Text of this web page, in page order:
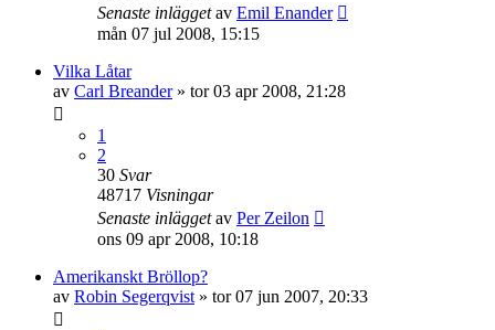
Senaste inläggetav Emil Enander
mån 07 jul 2008, 15:15
Vilka Låtar
av Carl Breander» tor 03 apr 2008, 21:28
1
2
30 Svar
48717 Visningar
Senaste inläggetav Per Zeilon
ons 09 apr 2008, 10:18
Amerikanskt Bröllop?
av Robin Segerqvist » tor 07 jun 2007, 20:33